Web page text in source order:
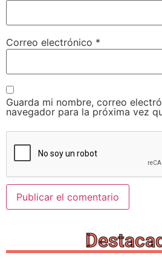
Correo electrónico *
Guarda mi nombre, correo
navegador para la próxima vez